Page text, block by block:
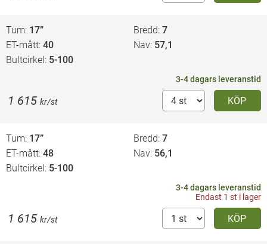
Tum 17” Bredd 7
ET-mått 40 Nav 57,1
Bultcirkel 5-100
3-4 dagars leveranstid
KÖP
1 615 kr/st
Tum 17” Bredd 7
ET-mått 48 Nav 56,1
Bultcirkel 5-100
3-4 dagars leveranstid
Endast 1 st i lager
KÖP
1 615 kr/st